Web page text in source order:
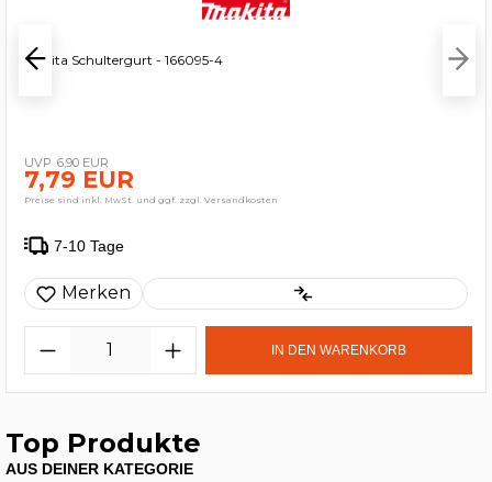
Makita Schultergurt - 166095-4
6,90 EUR
7,79 EUR
Preise sind inkl. MwSt. und ggf. zzgl. Versandkosten
7-10 Tage
Merken
IN DEN WARENKORB
Top Produkte
AUS DEINER KATEGORIE